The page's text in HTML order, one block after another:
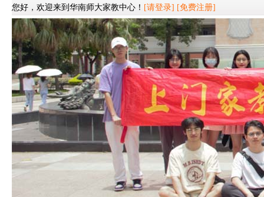
您好，欢迎来到华南师大家教中心！ [请登录] [免费注册]